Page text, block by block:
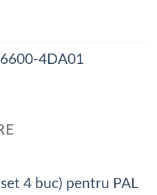
4DA01
4 buc) pentru PAL